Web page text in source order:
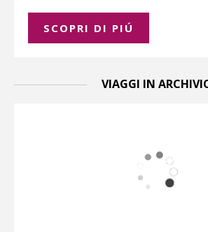
SCOPRI DI PIÚ
VIAGGI IN